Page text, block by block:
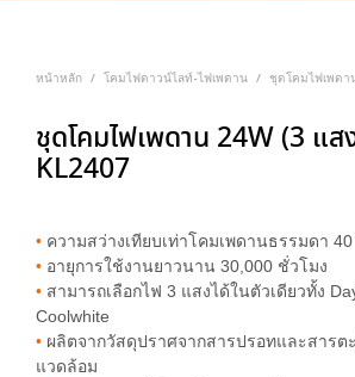
หน้าหลัก / โคมไฟดาวน์ไลท์-ไฟเพดาน / ชุดโคมไฟเพดา
ชุดโคมไฟเพดาน 24W (3 แส
KL2407
• ความสว่างเทียบเท่าโคมเพดานธรรมดา
• อายุการใช้งานยาวนาน 30,000 ชั่วโมง
• สามารถเลือกไฟ 3 แสงได้ในตัวเดียวทั้ง
Coolwhite
• ผลิตจากวัสดุปราศจากสารปรอทและสารต
แวดล้อม